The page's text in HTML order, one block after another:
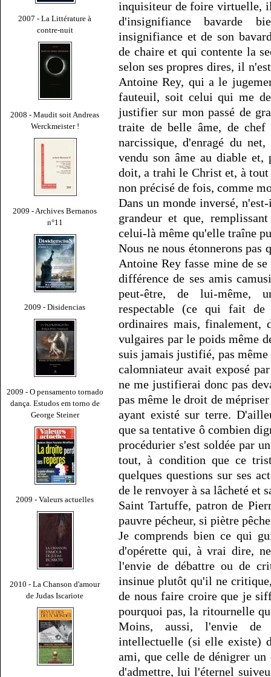
2007 - La Littérature à
contre-nuit
2008 - Maudit soit Andreas
Werckmeister !
2009 - Archives Bernanos
n°11
2009 - Disidencias
2009 - O pensamento tornado
dança. Estudos em torno de
George Steiner
2009 - Valeurs actuelles
2010 - La Chanson d'amour
de Judas Iscariote
inquisiteur de foire virtuelle,
d'insignifiance bavarde
insignifiance et de son
de chaire et qui contente la
selon ses propres dires, il
Antoine Rey, qui a le
fauteuil, soit celui qui me
justifier sur mon passé de
traite de belle âme, de chef
narcissique, d'enragé du
vendu son âme au diable
doit, a trahi le Christ et, à
non précisé de fois, comme
Dans un monde inversé,
grandeur et que,
celui-là même qu'elle traîne
Nous ne nous étonnerons pas
Antoine Rey fasse mine de
différence de ses amis
peut-être, de lui-même,
respectable (ce qui fait de
ordinaires mais, finalement,
vulgaires par le poids même
suis jamais justifié, pas
calomniateur avait exposé
ne me justifierai donc pas
pas même le droit de
ayant existé sur terre.
que sa tentative ô combien
procédurier s'est soldée par
tout, à condition que ce
quelques questions sur ses
de le renvoyer à sa lâcheté et
Saint Tartuffe, patron de
pauvre pécheur, si piètre
Je comprends bien ce qui
d'opérette qui, à vrai dire,
l'envie de débattre ou de
insinue plutôt qu'il ne
de nous faire croire que je
pourquoi pas, la ritournelle
Moins, aussi, l'envie de
intellectuelle (si elle existe)
ami, que celle de dénigrer
d'admettre, lui l'éternel